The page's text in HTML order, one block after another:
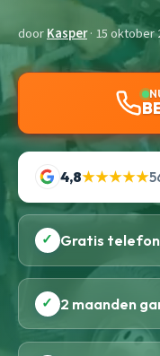
doorKasper· 15 oktober
4,8★★★★★
✓ Gratis
✓ 2 maanden